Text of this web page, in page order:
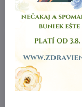
Do košíka